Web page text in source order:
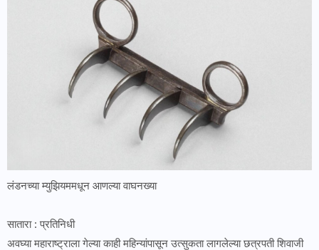
लंडनच्या म्युझियममधून आणल्या वाघनख्या
सातारा : प्रतिनिधी
अवघ्या महाराष्ट्राला गेल्या काही महिन्यांपासून उत्सुकता लागलेल्या छत्रपती शिवाजी